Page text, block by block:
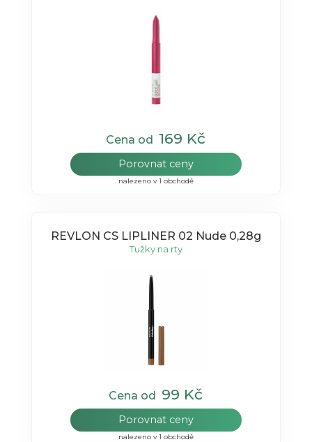
Cena od169 Kč
Porovnat ceny
nalezeno v 1 obchodě
REVLON CS LIPLINER 02 Nude 0,28g
Tužky na rty
Cena od 99 Kč
Porovnat ceny
nalezeno v 1 obchodě